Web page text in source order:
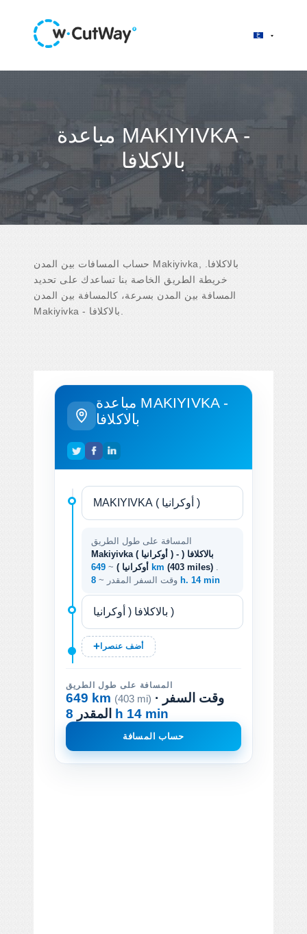
مباعدة MAKIYIVKA -
بالاكلافا
حساب المسافات بين المدن Makiyivka, بالاكلافا.
خريطة الطريق الخاصة بنا تساعدك على تحديد
المسافة بين المدن بسرعة، كالمسافة بين المدن
مباعدة MAKIYIVKA -
بالاكلافا
المسافة على طول الطريق
Makiyivka ( أوكرانيا ) - بالاكلافا (
أوكرانيا ) ~ 649 km (403 miles)
وقت السفر المقدر ~ 8 h. 14 min
أضف عنصرا
المسافة على طول الطريق
649 km (403 mi) · وقت السفر
المقدر 8 h 14 min
حساب المسافة